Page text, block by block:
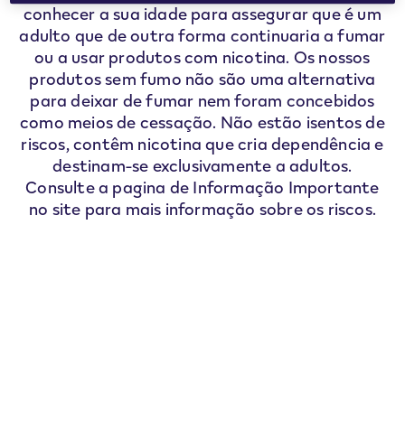
conhecer a sua idade para assegurar que é um
adulto que de outra forma continuaria a fumar
ou a usar produtos com nicotina. Os nossos
produtos sem fumo não são uma alternativa
para deixar de fumar nem foram concebidos
como meios de cessação. Não estão isentos de
riscos, contêm nicotina que cria dependência e
destinam-se exclusivamente a adultos.
Consulte a pagina de Informação Importante
no site para mais informação sobre os riscos.